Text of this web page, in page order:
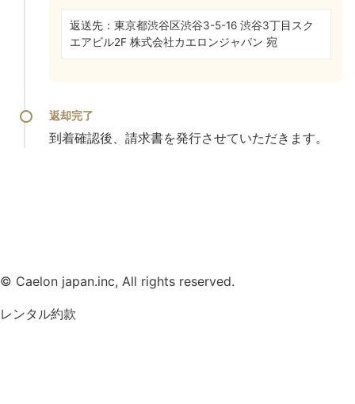
返送先：東京都渋谷区渋谷3-5-16 渋谷3丁目スク
エアビル2F 株式会社カエロンジャパン 宛
返却完了
到着確認後、請求書を発行させていただきます。
© Caelon japan.inc, All rights reserved.
レンタル約款